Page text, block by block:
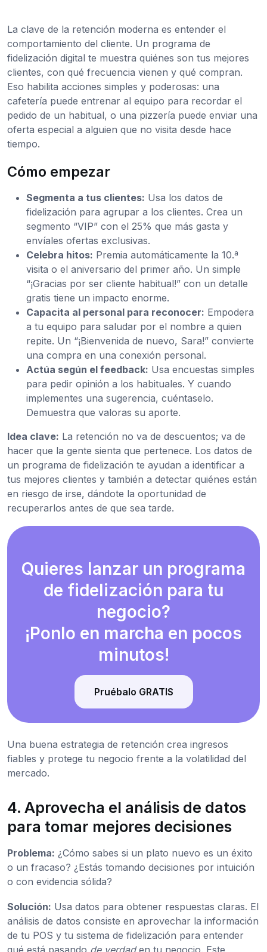
La clave de la retención moderna es entender el
comportamiento del cliente. Un programa de
fidelización digital te muestra quiénes son tus mejores
clientes, con qué frecuencia vienen y qué compran.
Eso habilita acciones simples y poderosas: una
cafetería puede entrenar al equipo para recordar el
pedido de un habitual, o una pizzería puede enviar una
oferta especial a alguien que no visita desde hace
tiempo.
Cómo empezar
Segmenta a tus clientes: Usa los datos de
fidelización para agrupar a los clientes. Crea un
segmento “VIP” con el 25% que más gasta y
envíales ofertas exclusivas.
Celebra hitos: Premia automáticamente la 10.ª
visita o el aniversario del primer año. Un simple
“¡Gracias por ser cliente habitual!” con un detalle
gratis tiene un impacto enorme.
Capacita al personal para reconocer: Empodera
a tu equipo para saludar por el nombre a quien
repite. Un “¡Bienvenida de nuevo, Sara!” convierte
una compra en una conexión personal.
Actúa según el feedback: Usa encuestas simples
para pedir opinión a los habituales. Y cuando
implementes una sugerencia, cuéntaselo.
Demuestra que valoras su aporte.
Idea clave: La retención no va de descuentos; va de
hacer que la gente sienta que pertenece. Los datos de
un programa de fidelización te ayudan a identificar a
tus mejores clientes y también a detectar quiénes están
en riesgo de irse, dándote la oportunidad de
recuperarlos antes de que sea tarde.
Quieres lanzar un programa
de fidelización para tu
negocio?
¡Ponlo en marcha en pocos
minutos!
Pruébalo GRATIS
Una buena estrategia de retención crea ingresos
fiables y protege tu negocio frente a la volatilidad del
mercado.
4. Aprovecha el análisis de datos
para tomar mejores decisiones
Problema: ¿Cómo sabes si un plato nuevo es un éxito
o un fracaso? ¿Estás tomando decisiones por intuición
o con evidencia sólida?
Solución: Usa datos para obtener respuestas claras. El
análisis de datos consiste en aprovechar la información
de tu POS y tu sistema de fidelización para entender